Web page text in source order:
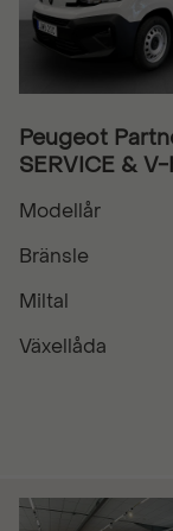
Peugeot
SERVICE &
Modellår
Bränsle
Miltal
Växellåda